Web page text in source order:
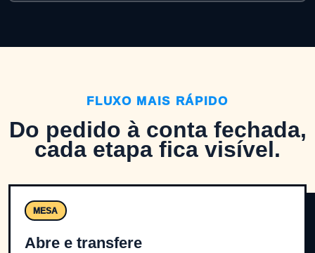
FLUXO MAIS RÁPIDO
Do pedido à conta fechada,
cada etapa fica visível.
MESA
Abre e transfere